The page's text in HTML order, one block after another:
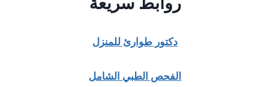
دكتور طوارئ للمنزل
الفحص الطبي الشامل